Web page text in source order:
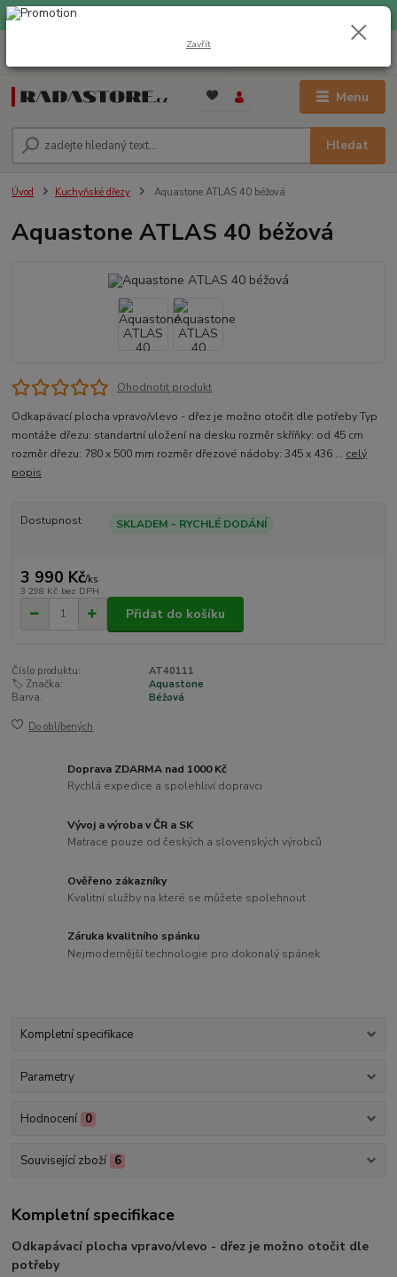
EXPRESNÍ DOPRAVA ZDARMA při nákupu nad 1000 Kč
Menu
Hledat
Úvod Kuchyňské dřezy Aquastone ATLAS 40 béžová
Aquastone ATLAS 40 béžová
Ohodnotit produkt
Odkapávací plocha vpravo/vlevo - dřez je možno otočit dle potřeby Typ
montáže dřezu: standartní uložení na desku rozměr skříňky: od 45 cm
rozměr dřezu: 780 x 500 mm rozměr dřezové nádoby: 345 x 436 ... celý
popis
Dostupnost SKLADEM - RYCHLÉ DODÁNÍ
3 990 Kč/ks
3 298 Kč bez DPH
Přidat do košíku
Číslo produktu:
AT40111
🏷️ Značka:
Aquastone
Barva:
Béžová
Do oblíbených
Doprava ZDARMA nad 1000 Kč
Rychlá expedice a spolehliví dopravci
Vývoj a výroba v ČR a SK
Matrace pouze od českých a slovenských výrobců
Ověřeno zákazníky
Kvalitní služby na které se můžete spolehnout
Záruka kvalitního spánku
Nejmodernější technologie pro dokonalý spánek
Kompletní specifikace
Parametry
Hodnocení 0
Související zboží 6
Kompletní specifikace
Odkapávací plocha vpravo/vlevo - dřez je možno otočit dle
potřeby
Zavřít